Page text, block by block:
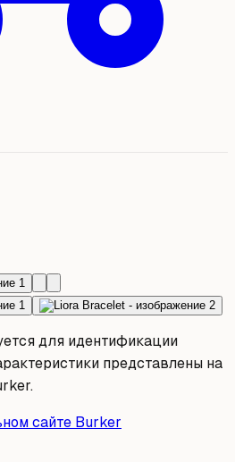
для идентификации
представлены на
сайте Burker